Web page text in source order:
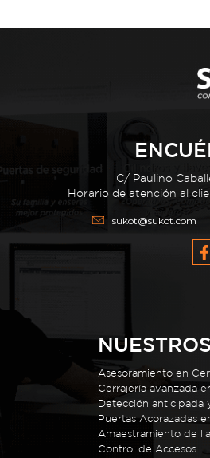
C/ Paulino
Horario de atención al
sukot@sukot.com
Asesoramiento en
Cerrajería avanzada
Detección anticipada
Puertas Acorazadas
Amaestramiento de
Control de Accesos